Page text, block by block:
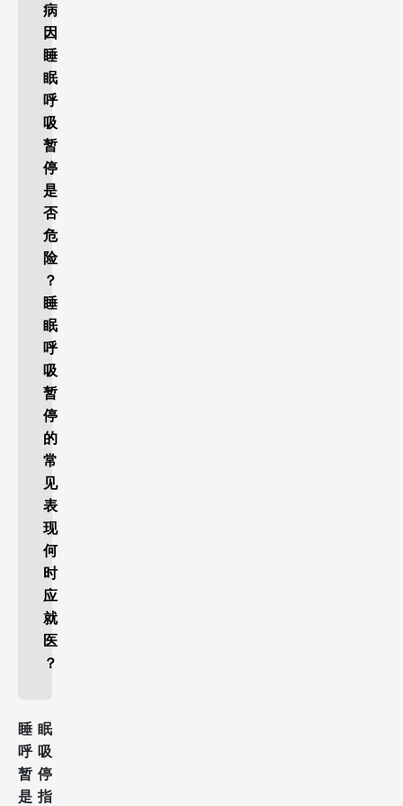
病
因
睡
眠
呼
吸
暂
停
是
否
危
险
？
睡
眠
呼
吸
暂
停
的
常
见
表
现
何
时
应
就
医
？
睡眠
呼吸
暂停
是指